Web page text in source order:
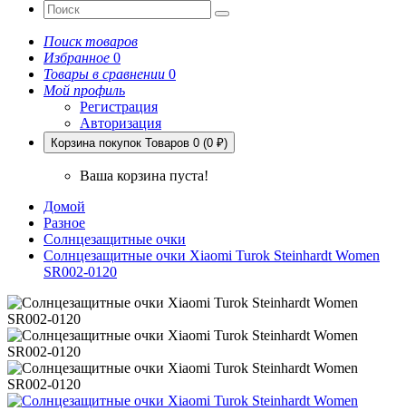
Поиск товаров
Избранное 0
Товары в сравнении 0
Мой профиль
Регистрация
Авторизация
Корзина покупок Товаров 0 (0 ₽)
Ваша корзина пуста!
Домой
Разное
Солнцезащитные очки
Солнцезащитные очки Xiaomi Turok Steinhardt Women
SR002-0120